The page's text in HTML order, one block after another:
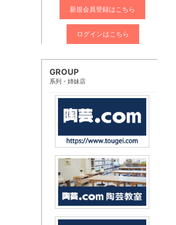
新規会員登録はこちら
ログインはこちら
GROUP
系列・姉妹店